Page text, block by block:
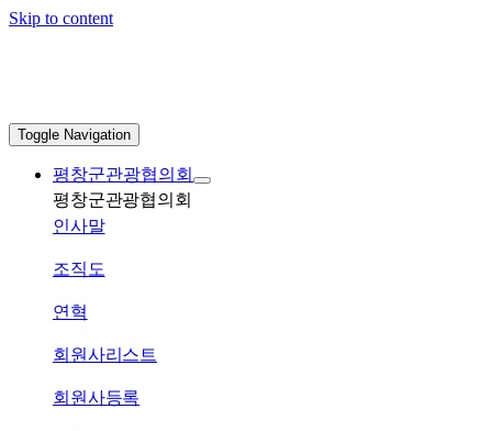
Skip to content
Toggle Navigation
평창군관광협의회
평창군관광협의회
인사말
조직도
연혁
회원사리스트
회원사등록